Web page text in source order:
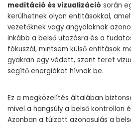
meditáció és vizualizáció során
kerülhetnek olyan entitásokkal,
vezetőknek vagy angyaloknak
inkább a belső utazásra és a
fókuszál, mintsem külső entitások
gyakran egy védett, szent teret
segítő energiákat hívnak be.
Ez a megközelítés általában
mivel a hangsúly a belső kontrollon
Azonban a túlzott azonosulás a